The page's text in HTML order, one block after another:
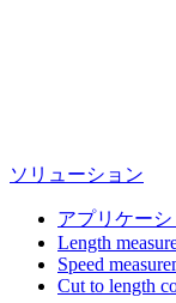
ソリューション
アプリケーシ
Length
Speed
Cut to length